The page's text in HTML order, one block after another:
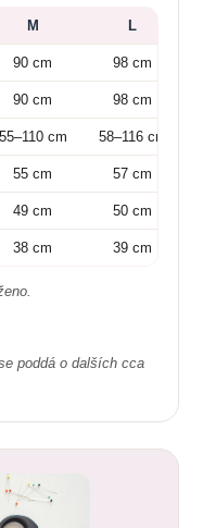
M L
90 cm 98 cm
90 cm 98 cm
55–110 cm 58–116 cm
55 cm 57 cm
49 cm 50 cm
38 cm 39 cm
poddá o dalších cca